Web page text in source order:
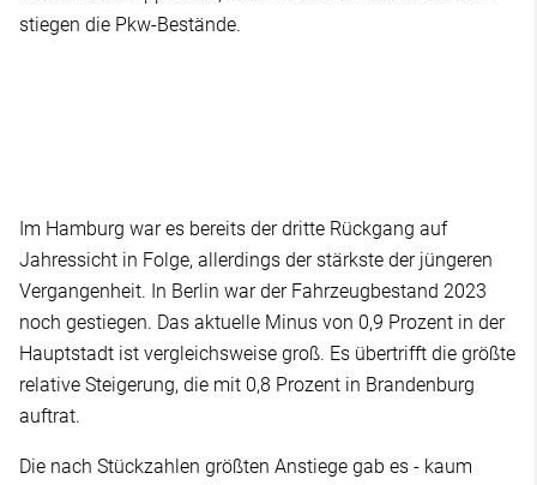
stiegen die Pkw-Bestände.
Im Hamburg war es bereits der dritte Rückgang auf
Jahressicht in Folge, allerdings der stärkste der jüngeren
Vergangenheit. In Berlin war der Fahrzeugbestand 2023
noch gestiegen. Das aktuelle Minus von 0,9 Prozent in der
Hauptstadt ist vergleichsweise groß. Es übertrifft die größte
relative Steigerung, die mit 0,8 Prozent in Brandenburg
auftrat.
Die nach Stückzahlen größten Anstiege gab es - kaum